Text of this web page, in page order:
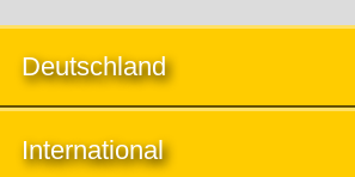
Deutschland
International